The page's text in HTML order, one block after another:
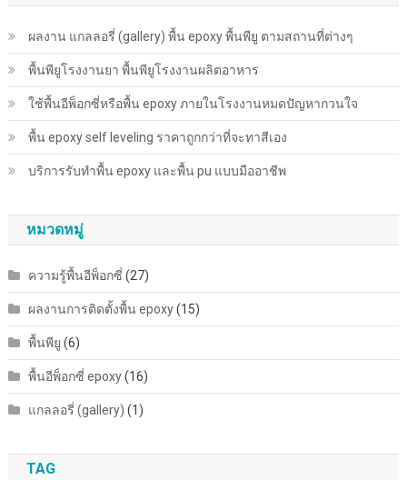
ผลงาน แกลลอรี่ (gallery) พื้น epoxy พื้นพียู ตามสถานที่ต่างๆ
พื้นพียู​โรงงานยา พื้นพียู​โรงงานผลิตอาหาร
ใช้พื้นอีพ็อกซี่หรือพื้น epoxy ภายในโรงงานหมดปัญหากวนใจ
พื้น epoxy self leveling ราคาถูกกว่าที่จะทาสีเอง
บริการรับทำพื้น epoxy และพื้น pu แบบมืออาชีพ
หมวดหมู่
ความรู้พื้นอีพ็อกซี่ (27)
ผลงานการติดตั้งพื้น epoxy(15)
พื้นพียู (6)
พื้นอีพ็อกซี่ epoxy(16)
แกลลอรี่ (gallery) (1)
TAG